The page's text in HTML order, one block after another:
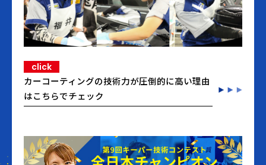
click
カーコーティングの技術力が圧倒的に高い理由
はこちらでチェック